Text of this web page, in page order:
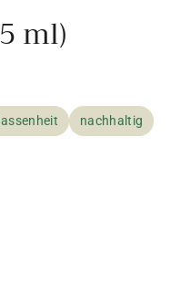
ml)
nachhaltig